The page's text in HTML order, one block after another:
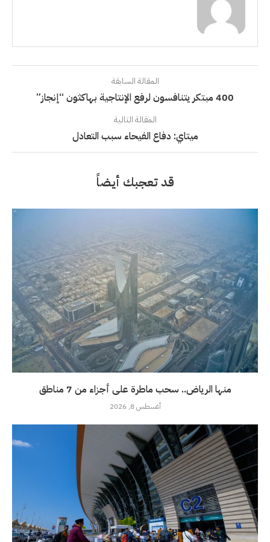
المقالة السابقة
400 مبتكر يتنافسون لرفع الإنتاجية بهاكثون “إنجاز”
المقالة التالية
ميتاي: دفاع الفيحاء سبب التعادل
قد تعجبك أيضاً
منها الرياض.. سحب ماطرة على أجزاء من 7 مناطق
أغسطس 8, 2026